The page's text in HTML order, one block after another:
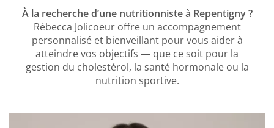
À la recherche d’une nutritionniste à Repentigny ?
Rébecca Jolicoeur offre un accompagnement
personnalisé et bienveillant pour vous aider à
atteindre vos objectifs — que ce soit pour la
gestion du cholestérol, la santé hormonale ou la
nutrition sportive.